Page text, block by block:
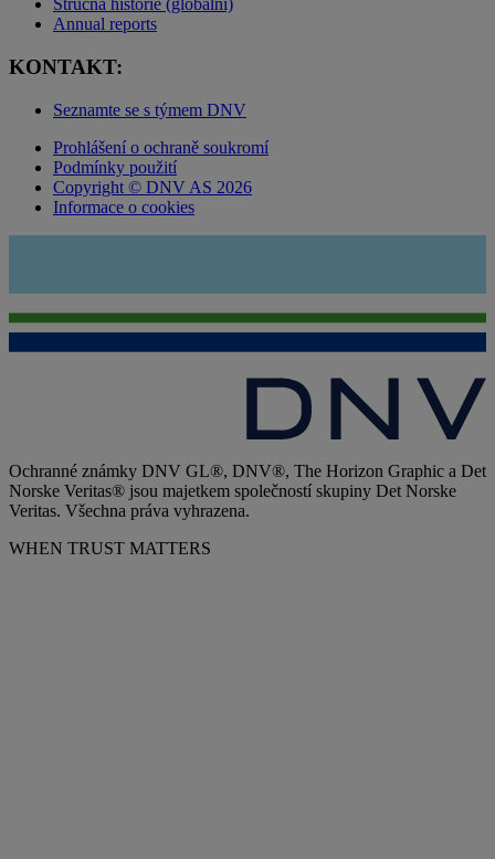
Stručná historie (globální)
Annual reports
KONTAKT:
Seznamte se s týmem DNV
Prohlášení o ochraně soukromí
Podmínky použití
Copyright © DNV AS 2026
Informace o cookies
Ochranné známky DNV GL®, DNV®, The Horizon Graphic a Det
Norske Veritas® jsou majetkem společností skupiny Det Norske
Veritas. Všechna práva vyhrazena.
WHEN TRUST MATTERS